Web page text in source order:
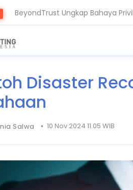
BeyondTrust Ungkap Bahaya
BSSN: Komputer Kuantum
Disaster
Salwa • 10 Nov 2024 11.05 WIB